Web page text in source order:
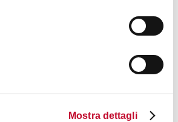
Mostra dettagli
Village